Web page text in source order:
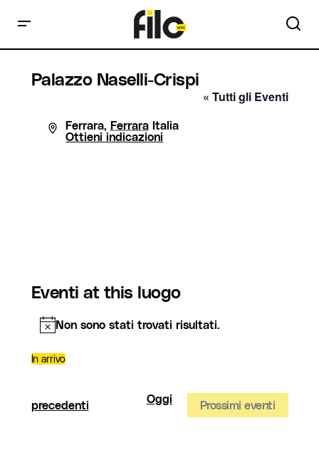
Palazzo Naselli-Crispi
« Tutti gli Eventi
Indirizzo
Ferrara, Ferrara Italia
Ottieni indicazioni
Eventi at this luogo
Notice
Non sono stati trovati risultati.
In arrivo
Eventi
precedenti Oggi Prossimi eventi